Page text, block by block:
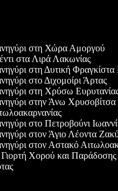
στη Χώρα Αμοργού
στα Λιρά Λακωνίας
στη Δυτική Φραγκίστα
στο Διχομοίρι Άρτας
στη Χρύσω
στην Άνω Χρυσοβίτσα
στο Πετροβούνι
στον Άγιο Λέοντα
στον Αστακό
Χορού και